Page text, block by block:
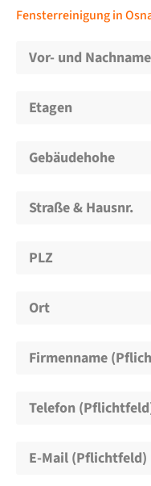
Fensterreinigung in